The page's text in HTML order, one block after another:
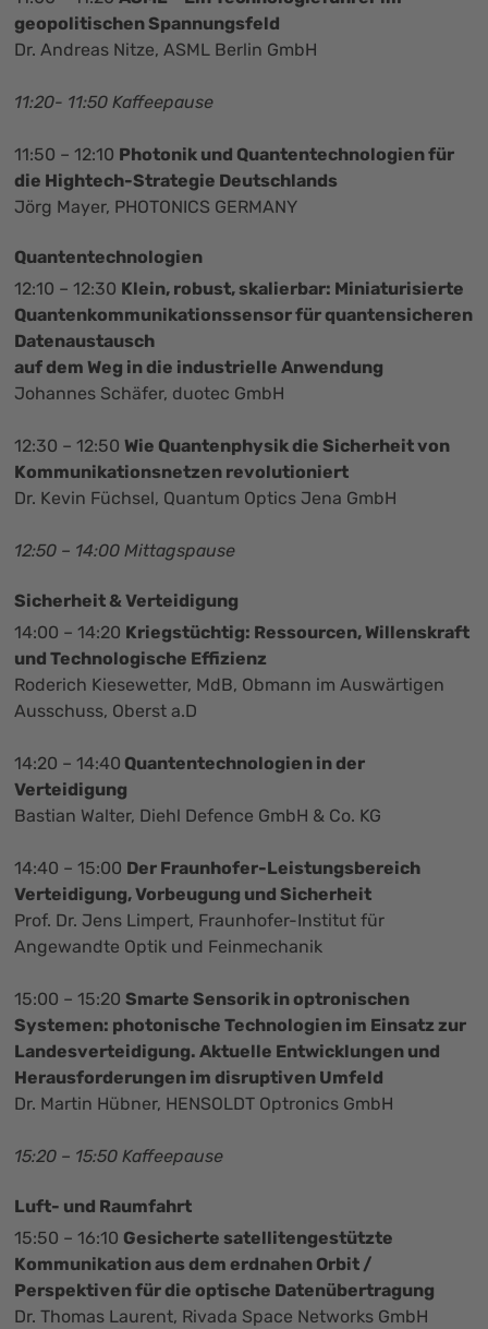
geopolitischen Spannungsfeld
Dr. Andreas Nitze, ASML Berlin GmbH
11:20- 11:50 Kaffeepause
11:50 – 12:10 Photonik und Quantentechnologien für
die Hightech-Strategie Deutschlands
Jörg Mayer, PHOTONICS GERMANY
Quantentechnologien
12:10 – 12:30 Klein, robust, skalierbar: Miniaturisierte
Quantenkommunikationssensor für quantensicheren
Datenaustausch
auf dem Weg in die industrielle Anwendung
Johannes Schäfer, duotec GmbH
12:30 – 12:50Wie Quantenphysik die Sicherheit von
Kommunikationsnetzen revolutioniert
Dr. Kevin Füchsel, Quantum Optics Jena GmbH
12:50 – 14:00 Mittagspause
Sicherheit & Verteidigung
14:00 – 14:20 Kriegstüchtig: Ressourcen, Willenskraft
und Technologische Effizienz
Roderich Kiesewetter, MdB, Obmann im Auswärtigen
Ausschuss, Oberst a.D
14:20 – 14:40 Quantentechnologien in der
Verteidigung
Bastian Walter, Diehl Defence GmbH & Co. KG
14:40 – 15:00 Der Fraunhofer-Leistungsbereich
Verteidigung, Vorbeugung und Sicherheit
Prof. Dr. Jens Limpert, Fraunhofer-Institut für
Angewandte Optik und Feinmechanik
15:00 – 15:20Smarte Sensorik in optronischen
Systemen: photonische Technologien im Einsatz zur
Landesverteidigung. Aktuelle Entwicklungen und
Herausforderungen im disruptiven Umfeld
Dr. Martin Hübner, HENSOLDT Optronics GmbH
15:20 – 15:50 Kaffeepause
Luft- und Raumfahrt
15:50 – 16:10 Gesicherte satellitengestützte
Kommunikation aus dem erdnahen Orbit /
Perspektiven für die optische Datenübertragung
Dr. Thomas Laurent, Rivada Space Networks GmbH